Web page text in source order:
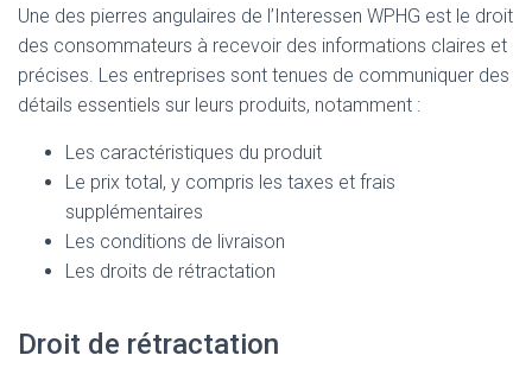
Une des pierres angulaires de l’Interessen WPHG est le droit
des consommateurs à recevoir des informations claires et
précises. Les entreprises sont tenues de communiquer des
détails essentiels sur leurs produits, notamment :
Les caractéristiques du produit
Le prix total, y compris les taxes et frais
supplémentaires
Les conditions de livraison
Les droits de rétractation
Droit de rétractation